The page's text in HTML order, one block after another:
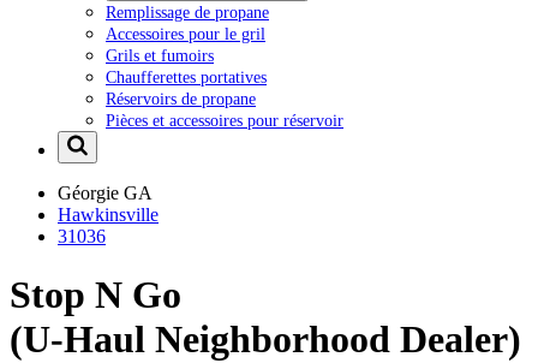
Remplissage de propane
Accessoires pour le gril
Grils et fumoirs
Chaufferettes portatives
Réservoirs de propane
Pièces et accessoires pour réservoir
Géorgie GA
Hawkinsville
31036
Stop N Go
(U-Haul Neighborhood Dealer)